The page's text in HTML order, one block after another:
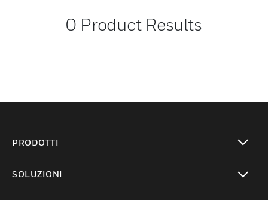
0 Product Results
PRODOTTI
SOLUZIONI